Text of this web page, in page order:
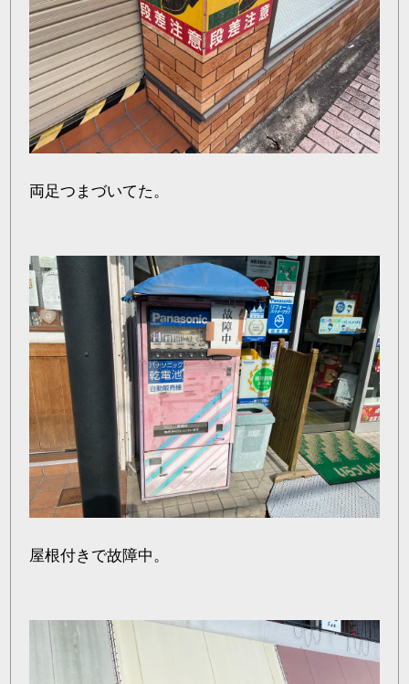
両足つまづいてた。
屋根付きで故障中。